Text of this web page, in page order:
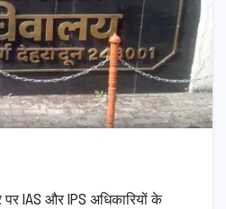
IAS और IPS अधिकारियों के